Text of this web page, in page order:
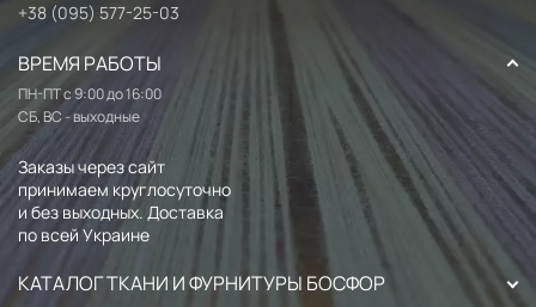
+38 (095) 577-25-03
ВРЕМЯ РАБОТЫ
ПН-ПТ с 9:00 до 16:00
СБ, ВС - выходные
Заказы через сайт
принимаем круглосуточно
и без выходных. Доставка
по всей Украине
КАТАЛОГ ТКАНИ И ФУРНИТУРЫ БОСФОР